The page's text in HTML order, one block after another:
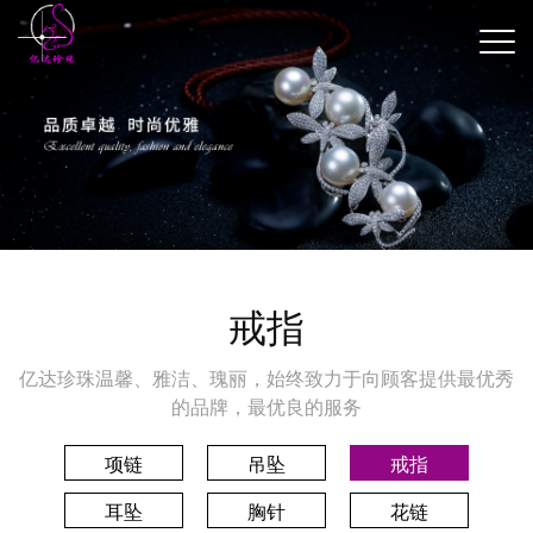
戒指
亿达珍珠温馨、雅洁、瑰丽，始终致力于向顾客提供最优秀
的品牌，最优良的服务
项链 吊坠
戒指
耳坠
胸针 花链